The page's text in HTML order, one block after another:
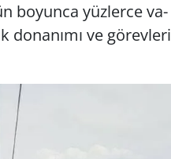
bo­yun­ca yüz­ler­ce va­
do­na­nı­mı ve gö­rev­le­ri